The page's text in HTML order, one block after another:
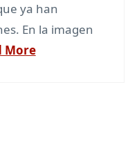
ya han
En la imagen
More